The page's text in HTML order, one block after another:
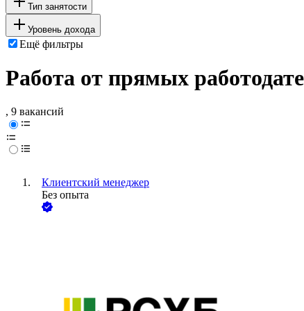
Тип занятости
Уровень дохода
Ещё фильтры
Работа от прямых
, 9 вакансий
Клиентский менеджер
Без опыта